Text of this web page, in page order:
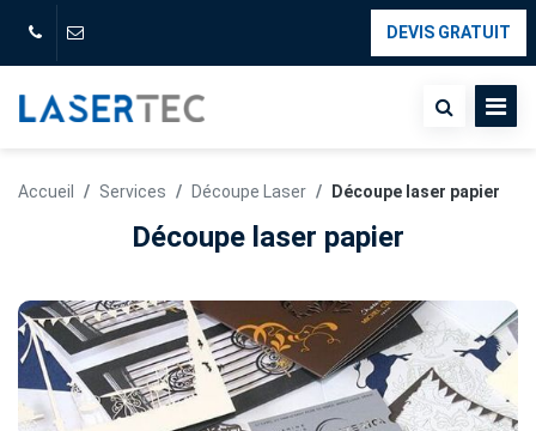
Découpe laser papier
DEVIS GRATUIT
Accueil Services Découpe Laser Découpe laser papier